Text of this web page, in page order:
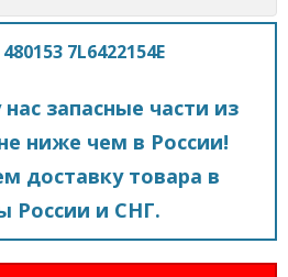
7L6422154E
запасные части из
ниже чем в России!
доставку товара в
России и СНГ.